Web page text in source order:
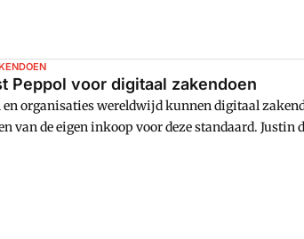
Peppol voor digitaal zakendoen
en organisaties wereldwijd kunnen digitaal
van de eigen inkoop voor deze standaard.